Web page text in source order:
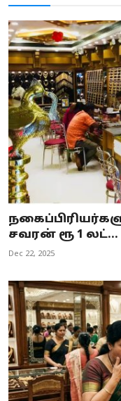
சவரன் ரூ 1 லட்...
Dec 22, 2025